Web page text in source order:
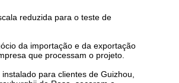
reduzida para o teste de
da importação e da exportação
que processam o projeto.
para clientes de Guizhou,